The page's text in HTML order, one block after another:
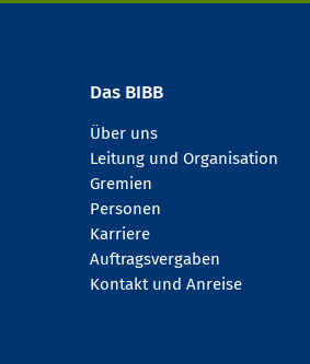
Das BIBB
Über uns
Leitung und Organisation
Gremien
Personen
Karriere
Auftragsvergaben
Kontakt und Anreise